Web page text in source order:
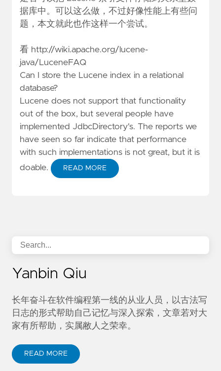
据库中。可以这么做，不过好像性能上有些问
题，本文就此也作这样一个尝试。
看 http://wiki.apache.org/lucene-
java/LuceneFAQ
Can I store the Lucene index in a relational
database?
Lucene does not support that functionality
out of the box, but several people have
implemented JdbcDirectory's. The reports we
have seen so far indicate that performance
with such implementations is not great, but it is
doable.
READ MORE
Yanbin Qiu
长年奋斗在软件编程第一线的从业人员，以古法写
日志的形式帮助自己记忆与深入探索，文章若对大
家有所帮助，实属敝人之荣幸。
READ MORE